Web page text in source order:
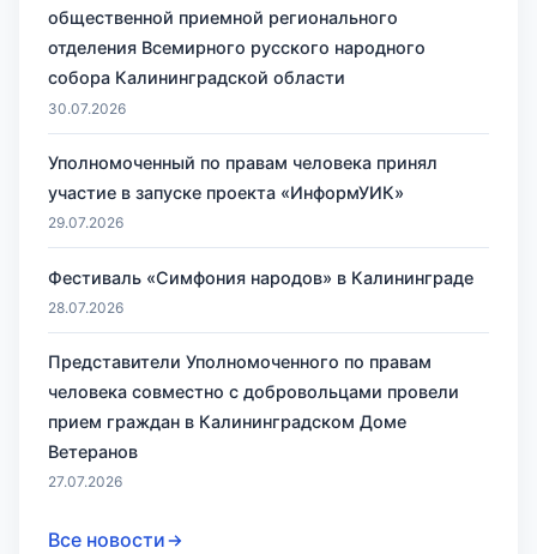
общественной приемной регионального
отделения Всемирного русского народного
собора Калининградской области
30.07.2026
Уполномоченный по правам человека принял
участие в запуске проекта «ИнформУИК»
29.07.2026
Фестиваль «Симфония народов» в Калининграде
28.07.2026
Представители Уполномоченного по правам
человека совместно с добровольцами провели
прием граждан в Калининградском Доме
Ветеранов
27.07.2026
Все новости